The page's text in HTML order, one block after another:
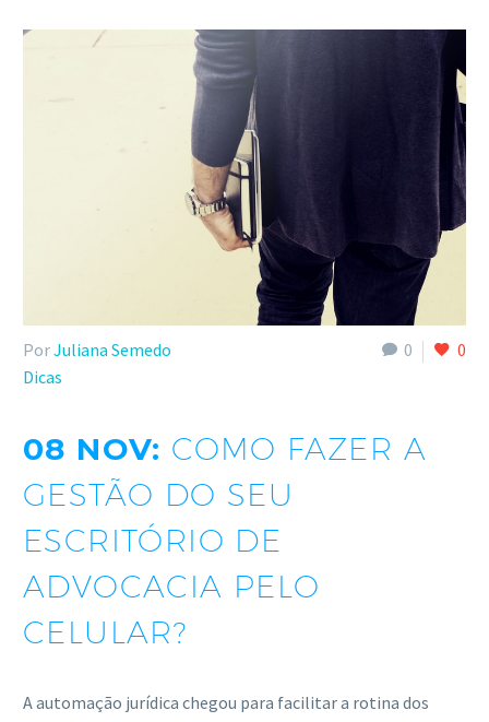
0 0
PorJuliana Semedo
Dicas
08 NOV: COMO FAZER A
GESTÃO DO SEU
ESCRITÓRIO DE
ADVOCACIA PELO
CELULAR?
A automação jurídica chegou para facilitar a rotina dos